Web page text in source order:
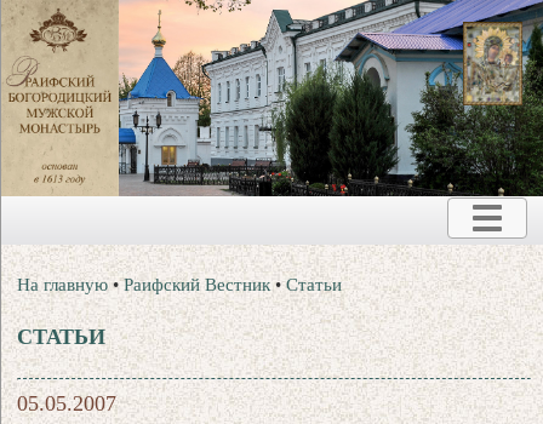
На главную •Раифский Вестник •Статьи
СТАТЬИ
05.05.2007